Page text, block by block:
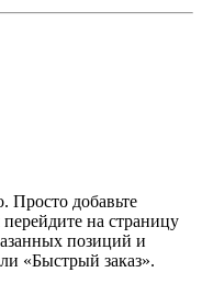
Просто добавьте
на страницу
позиций и
«Быстрый заказ».